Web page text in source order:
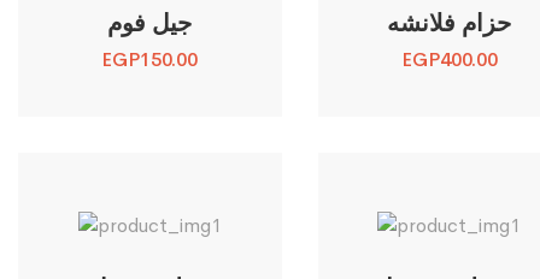
جيل فوم
EGP150.00
حزام فلانشه
EGP400.00